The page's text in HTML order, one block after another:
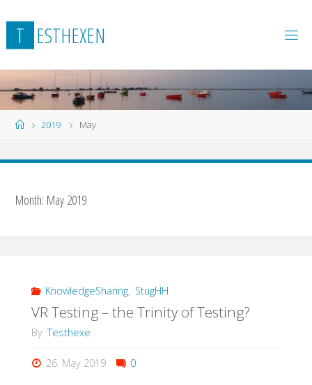
to
content
T ESTHEXEN
Home2019 May
Month: May 2019
KnowledgeSharing, StugHH
VR Testing – the Trinity of Testing?
By Testhexe
26. May 2019 0